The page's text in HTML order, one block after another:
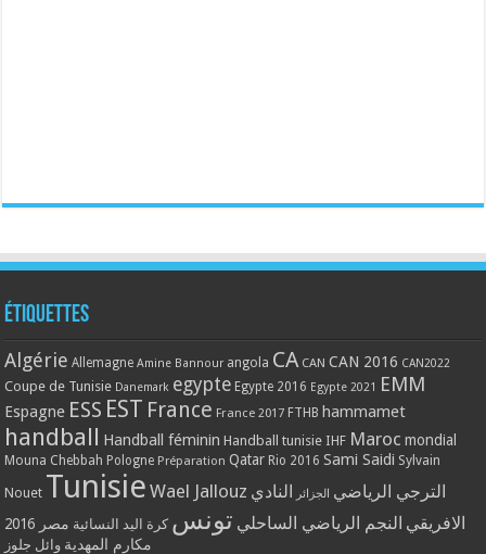
Étiquettes
Algérie Allemagne Amine Bannour angola CA CAN CAN 2016 CAN2022
Coupe de Tunisie Danemark egypte Egypte 2016 Egypte 2021 EMM
Espagne ESS EST France France 2017 FTHB hammamet
handball Handball féminin Handball tunisie IHF Maroc mondial
Mouna Chebbah Pologne Préparation Qatar Rio 2016 Sami Saidi Sylvain
Nouet Tunisie Wael Jallouz الترجي الرياضي الجزائر النادي
الافريقي النجم الرياضي الساحلي تونس كرة اليد النسائية مصر 2016
مكارم المهدية وائل جلوز